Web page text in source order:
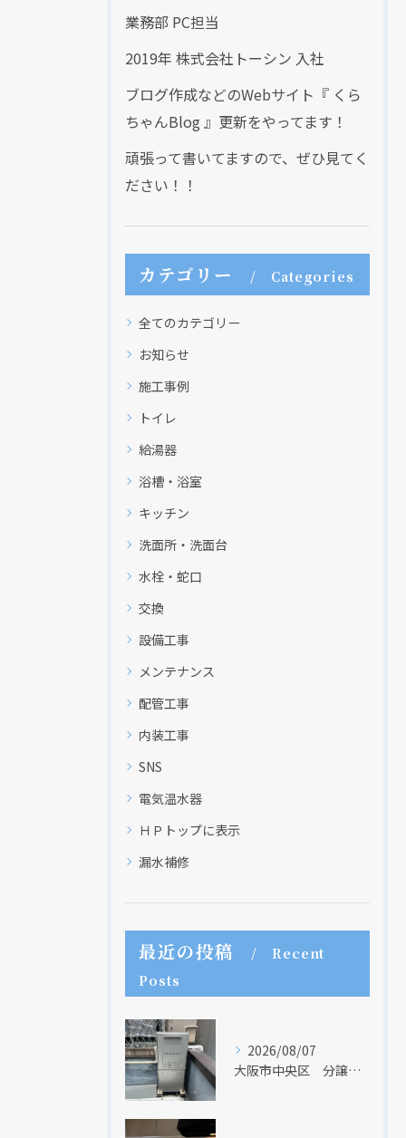
業務部 PC担当
2019年 株式会社トーシン 入社
ブログ作成などのWebサイト『 くら
ちゃんBlog 』更新をやってます！
頑張って書いてますので、ぜひ見てく
ださい！！
カテゴリー Categories
全てのカテゴリー
お知らせ
施工事例
トイレ
給湯器
浴槽・浴室
キッチン
洗面所・洗面台
水栓・蛇口
交換
設備工事
メンテナンス
配管工事
内装工事
SNS
電気温水器
ＨＰトップに表示
漏水補修
最近の投稿
Recent
Posts
2026/08/07
大阪市中央区 分譲マンションの給湯器取替リフォーム工事 UV除菌機能搭載給湯器